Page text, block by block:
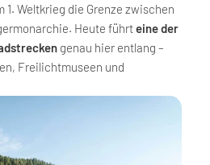
1. Weltkrieg die Grenze zwischen
Heute führteine der
genau hier entlang –
Freilichtmuseen und